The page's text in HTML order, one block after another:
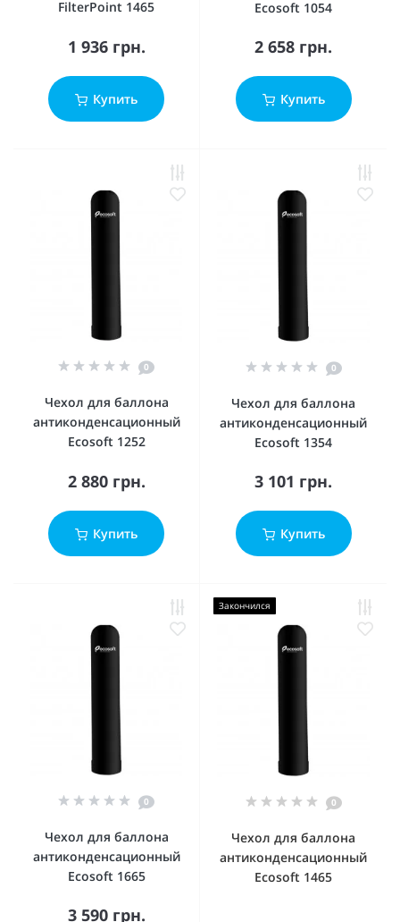
FilterPoint 1465
1 936 грн.
Купить
Ecosoft 1054
2 658 грн.
Купить
0
Чехол для баллона
антиконденсационный
Ecosoft 1252
2 880 грн.
Купить
0
Чехол для баллона
антиконденсационный
Ecosoft 1354
3 101 грн.
Купить
0
Чехол для баллона
антиконденсационный
Ecosoft 1665
3 590 грн.
Закончился
0
Чехол для баллона
антиконденсационный
Ecosoft 1465